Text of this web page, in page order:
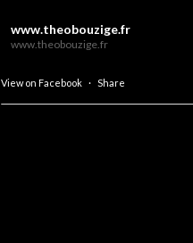
www.theobouzige.fr
www.theobouzige.fr
View on Facebook · Share